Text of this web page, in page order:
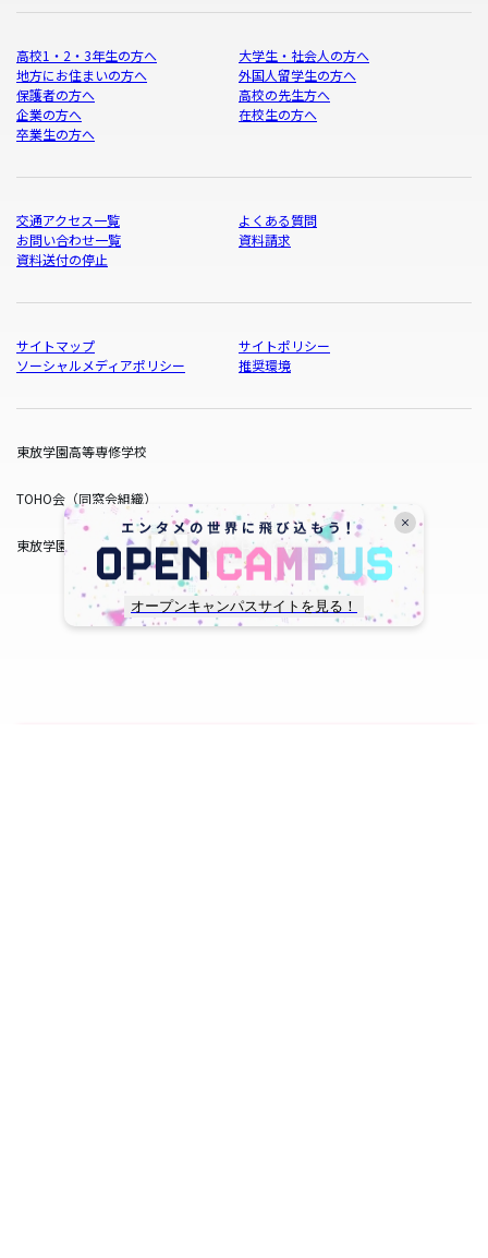
オープンキャンパスサイトを見る！
高校1・2・3年生の方へ
大学生・社会人の方へ
地方にお住まいの方へ
外国人留学生の方へ
保護者の方へ
高校の先生方へ
企業の方へ
在校生の方へ
卒業生の方へ
交通アクセス一覧
よくある質問
お問い合わせ一覧
資料請求
資料送付の停止
サイトマップ
サイトポリシー
ソーシャルメディアポリシー
推奨環境
東放学園高等専修学校
TOHO会（同窓会組織）
東放学園サービス
copyright © TOHO GAKUEN All Rights Reserved.